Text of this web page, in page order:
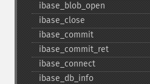
ibase_​blob_​open
ibase_​close
ibase_​commit
ibase_​commit_​ret
ibase_​connect
ibase_​db_​info